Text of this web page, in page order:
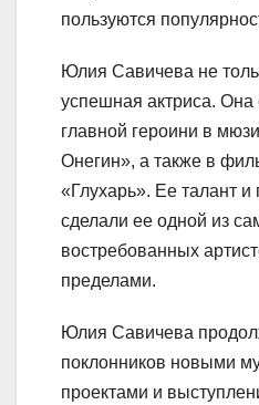
пользуются
Юлия Савичева не
успешная актриса. Она
главной героини в
Онегин», а также в
«Глухарь». Ее талант и
сделали ее одной из
востребованных
пределами.
Юлия Савичева
поклонников новыми
проектами и